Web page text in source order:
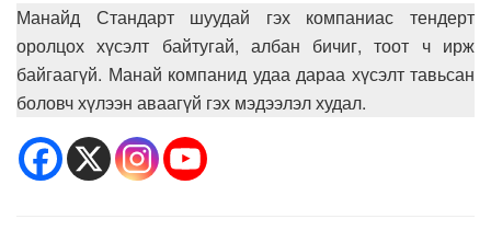
Манайд Стандарт шуудай гэх компаниас тендерт
оролцох хүсэлт байтугай, албан бичиг, тоот ч ирж
байгаагүй. Манай компанид удаа дараа хүсэлт тавьсан
боловч хүлээн аваагүй гэх мэдээлэл худал.